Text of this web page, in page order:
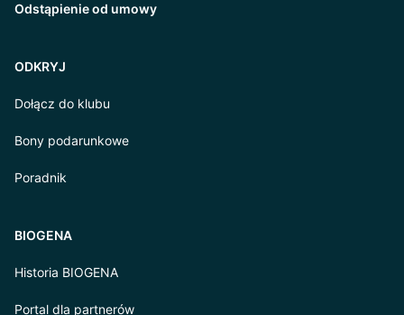
Odstąpienie od umowy
ODKRYJ
Dołącz do klubu
Bony podarunkowe
Poradnik
BIOGENA
Historia BIOGENA
Portal dla partnerów